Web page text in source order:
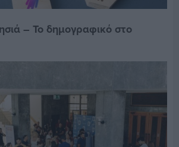
– Το δημογραφικό στο